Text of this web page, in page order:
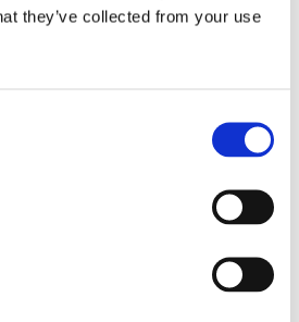
they’ve collected from your use
På
På
parkeringsskive
På
lager